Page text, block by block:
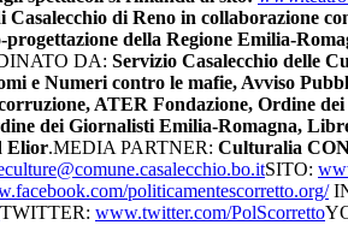
Casalecchio di Reno in collaborazione
progettazione della Regione Emilia-
DA: Servizio Casalecchio delle
e Numeri contro le mafie, Avviso
ATER Fondazione, Ordine
dei Giornalisti Emilia-Romagna,
Elior.MEDIA PARTNER: Culturalia
SITO:
politicamentescorretto.org/
TWITTER: www.twitter.com/PolScorretto